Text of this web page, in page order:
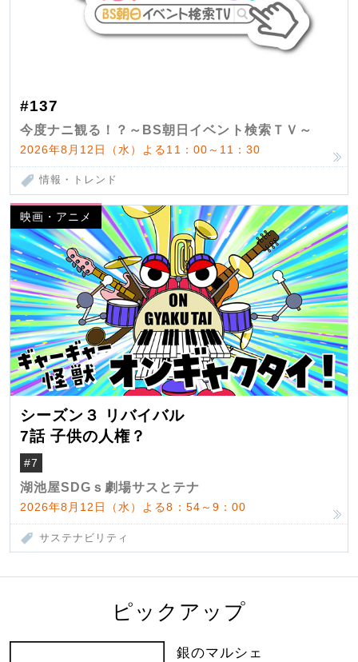
#137
今度ナニ観る！？～BS朝日イベント検索ＴＶ～
2026年8月12日（水）よる11：00～11：30
情報・トレンド
映画・アニメ
シーズン３ リバイバル
7話 子供の人権？
#7
湖池屋SDGｓ劇場サスとテナ
2026年8月12日（水）よる8：54～9：00
サステナビリティ
ピックアップ
銀のマルシェ